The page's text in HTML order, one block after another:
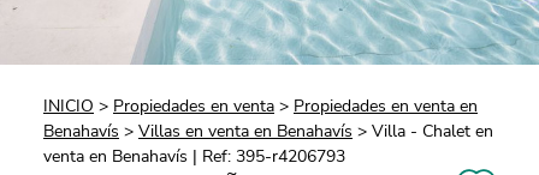
INICIO > Propiedades en venta > Propiedades en venta en
Benahavís > Villas en venta en Benahavís > Villa - Chalet en
venta en Benahavís | Ref: 395-r4206793